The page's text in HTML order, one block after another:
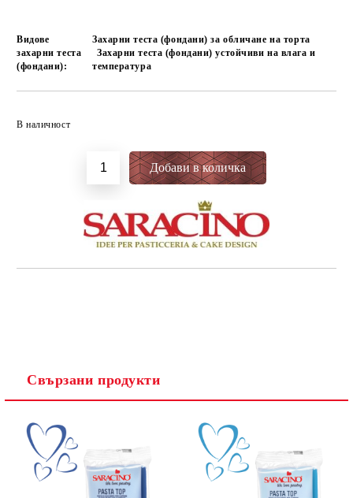
Видове
захарни теста
(фондани):
Захарни теста (фондани) за обличане на торта
Захарни теста (фондани) устойчиви на влага и
температура
В наличност
Свързани продукти